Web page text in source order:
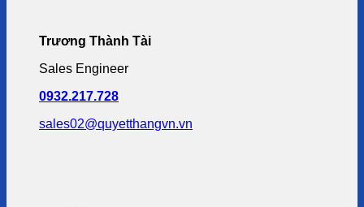
Trương Thành Tài
Sales Engineer
0932.217.728
sales02@quyetthangvn.vn